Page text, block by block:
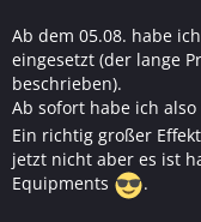
Ab dem 05.08. habe
eingesetzt (der lange
beschrieben).
Ab sofort habe ich
Ein richtig großer
jetzt nicht aber es ist
Equipments
.